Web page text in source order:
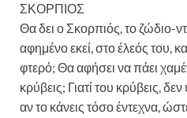
ΣΚΟΡΠΙΟΣ
Θα δει ο Σκορπιός, το ζώδιο-
αφημένο εκεί, στο έλεός του,
φτερό; Θα αφήσει να πάει
κρύβεις; Γιατί του κρύβεις,
αν το κάνεις τόσο έντεχνα,